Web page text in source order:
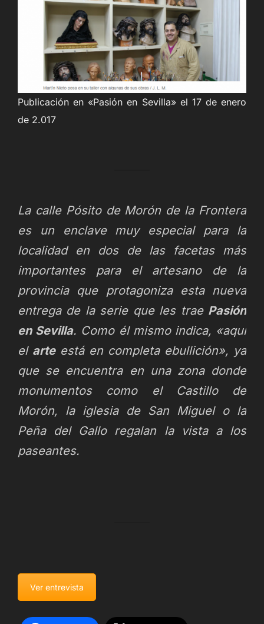
Publicación en «Pasión en Sevilla» el 17 de enero
de 2.017
La calle Pósito de Morón de la Frontera
es un enclave muy especial para la
localidad en dos de las facetas más
importantes para el artesano de la
provincia que protagoniza esta nueva
entrega de la serie que les trae Pasión
en Sevilla. Como él mismo indica, «aquí
el arteestá en completa ebullición», ya
que se encuentra en una zona donde
monumentos como el Castillo de
Morón, la iglesia de San Miguel o la
Peña del Gallo regalan la vista a los
paseantes.
Ver entrevista